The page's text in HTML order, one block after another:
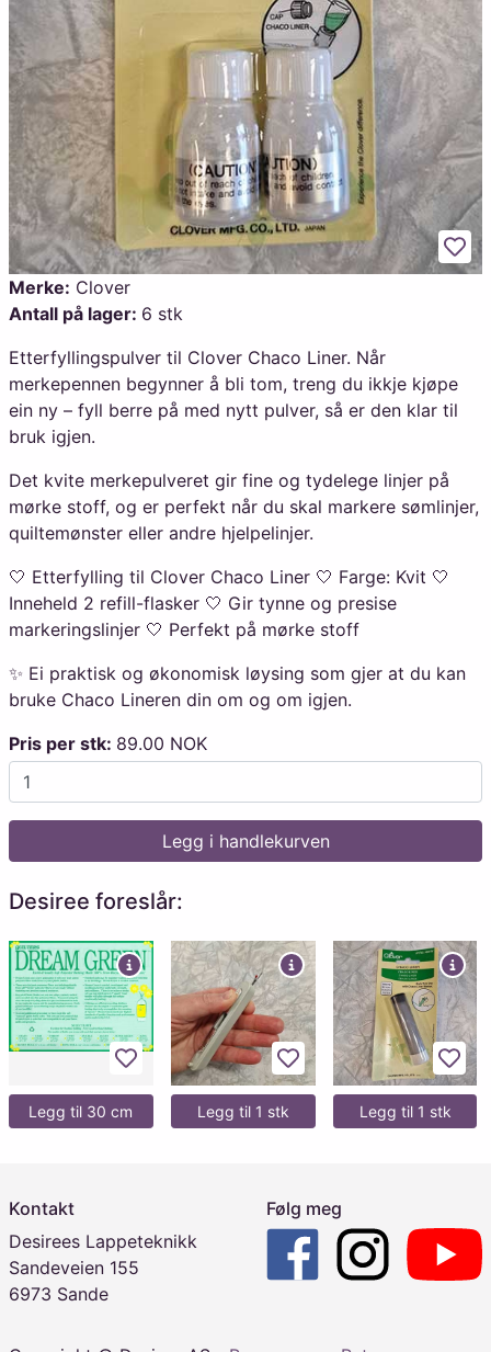
Merke: Clover
Antall på lager: 6 stk
Etterfyllingspulver til Clover Chaco Liner. Når
merkepennen begynner å bli tom, treng du ikkje kjøpe
ein ny – fyll berre på med nytt pulver, så er den klar til
bruk igjen.
Det kvite merkepulveret gir fine og tydelege linjer på
mørke stoff, og er perfekt når du skal markere sømlinjer,
quiltemønster eller andre hjelpelinjer.
🤍 Etterfylling til Clover Chaco Liner 🤍 Farge: Kvit 🤍
Inneheld 2 refill-flasker 🤍 Gir tynne og presise
markeringslinjer 🤍 Perfekt på mørke stoff
✨ Ei praktisk og økonomisk løysing som gjer at du kan
bruke Chaco Lineren din om og om igjen.
Pris per stk: 89.00 NOK
Legg i handlekurven
Desiree foreslår:
Legg til favoritter
Legg til 30 cm
Legg til favoritter
Legg til 1 stk Legg til 1 stk
Kontakt
Desirees Lappeteknikk
Sandeveien 155
6973 Sande
Følg meg